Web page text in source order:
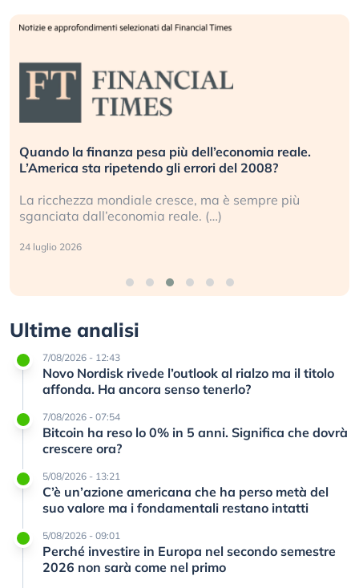
Quando la finanza pesa più dell’economia reale.
L’America sta ripetendo gli errori del 2008?
La ricchezza mondiale cresce, ma è sempre più
sganciata dall’economia reale. (…)
24 luglio 2026
Ultime analisi
7/08/2026 - 12:43
Novo Nordisk rivede l’outlook al rialzo ma il titolo
affonda. Ha ancora senso tenerlo?
7/08/2026 - 07:54
Bitcoin ha reso lo 0% in 5 anni. Significa che dovrà
crescere ora?
5/08/2026 - 13:21
C’è un’azione americana che ha perso metà del
suo valore ma i fondamentali restano intatti
5/08/2026 - 09:01
Perché investire in Europa nel secondo semestre
2026 non sarà come nel primo